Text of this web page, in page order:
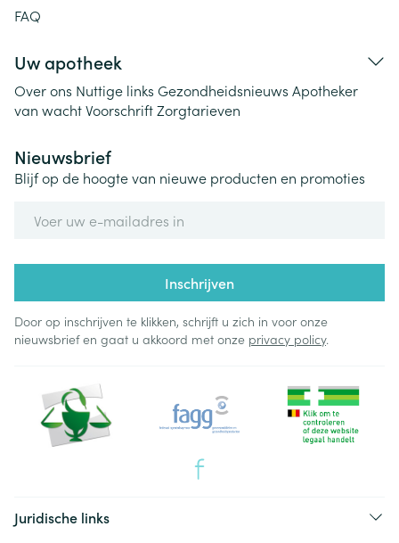
FAQ
Uw apotheek
Over ons Nuttige links Gezondheidsnieuws Apotheker
van wachtVoorschriftZorgtarieven
Nieuwsbrief
Blijf op de hoogte van nieuwe producten en promoties
Inschrijven
Door op inschrijven te klikken, schrijft u zich in voor onze
nieuwsbrief en gaat u akkoord met onze privacy policy.
Juridische links